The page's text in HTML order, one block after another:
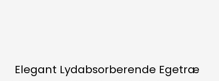
Elegant Lydabsorberende Egetræ